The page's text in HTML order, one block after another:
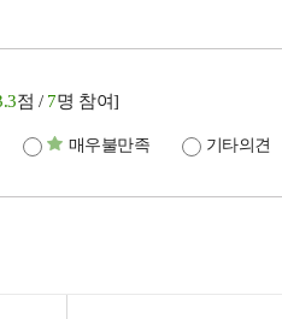
점 / 7명 참여]
매우불만족 기타의견